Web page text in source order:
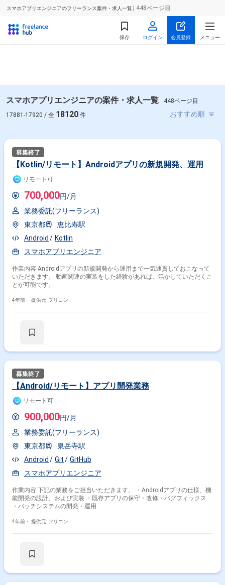
スマホアプリエンジニアのフリーランス案件・求人一覧 | 448ページ目
保存 ログイン 会員登録 メニュー
スマホアプリエンジニアの案件・求人一覧
448ページ目
17881-17920 / 全 18120 件
【Kotlin/リモート】Androidアプリの新規開発、運用
リモート可
700,000円/月
業務委託(フリーランス)
東京都
恵比寿駅
Android
Kotlin
スマホアプリエンジニア
作業内容 Androidアプリの新規開発から運用まで一気通貫しておこなって
いただきます。 動画関連の実装をした経験があれば、活かしていただくこ
とが可能です。
4年前・ 提供元: フリコン
【Android/リモート】アプリ開発業務
リモート可
900,000円/月
業務委託(フリーランス)
東京都
泉岳寺駅
Android
Git
GitHub
スマホアプリエンジニア
作業内容 下記の業務をご担当いただきます。 ・Androidアプリの仕様、機
能開発の設計、および実装 ・既存アプリの保守・改修・バグフィックス
・バッチシステムの開発・運用
4年前・ 提供元: フリコン